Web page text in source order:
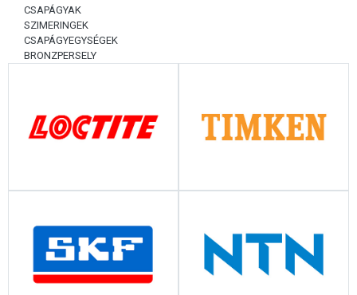
CSAPÁGYAK
SZIMERINGEK
CSAPÁGYEGYSÉGEK
BRONZPERSELY